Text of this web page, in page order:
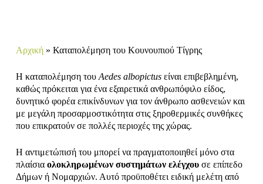
Αρχική» Καταπολέμηση του Κουνουπιού Τίγρης
Η καταπολέμηση του Aedes albopictusείναι επιβεβλημένη,
καθώς πρόκειται για ένα εξαιρετικά ανθρωπόφιλο είδος,
δυνητικό φορέα επικίνδυνων για τον άνθρωπο ασθενειών και
με μεγάλη προσαρμοστικότητα στις ξηροθερμικές συνθήκες
που επικρατούν σε πολλές περιοχές της χώρας.
Η αντιμετώπισή του μπορεί να πραγματοποιηθεί μόνο στα
πλαίσια ολοκληρωμένων συστημάτων ελέγχουσε επίπεδο
Δήμων ή Νομαρχιών. Αυτό προϋποθέτει ειδική μελέτη από